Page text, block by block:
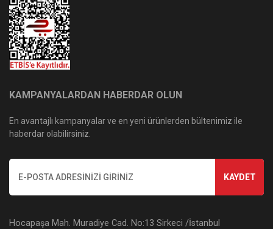
KAMPANYALARDAN HABERDAR OLUN
En avantajlı kampanyalar ve en yeni ürünlerden bültenimiz ile
haberdar olabilirsiniz.
KAYDET
Hocapaşa Mah. Muradiye Cad. No:13 Sirkeci /İstanbul